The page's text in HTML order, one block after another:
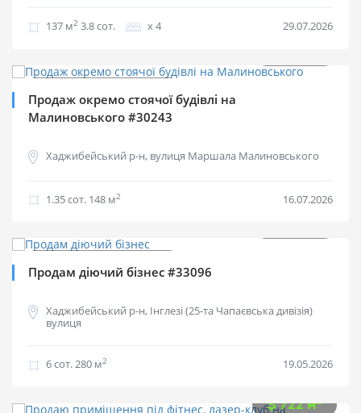
137 м2 3.8 cот. х 4 29.07.2026
Продаж окремо стоячої будівлі на
Малиновського #30243
Хаджибейський р-н, вулиця Маршала Малиновського
1.35 cот. 148 м2 16.07.2026
Продам діючий бізнес #33096
Хаджибейський р-н, Інглезі (25-та Чапаєвська дивізія)
вулиця
6 cот.280 м2 19.05.2026
$722 м2